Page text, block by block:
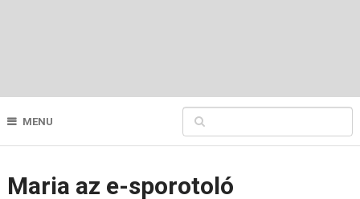
MENU
Maria az e-sporotoló